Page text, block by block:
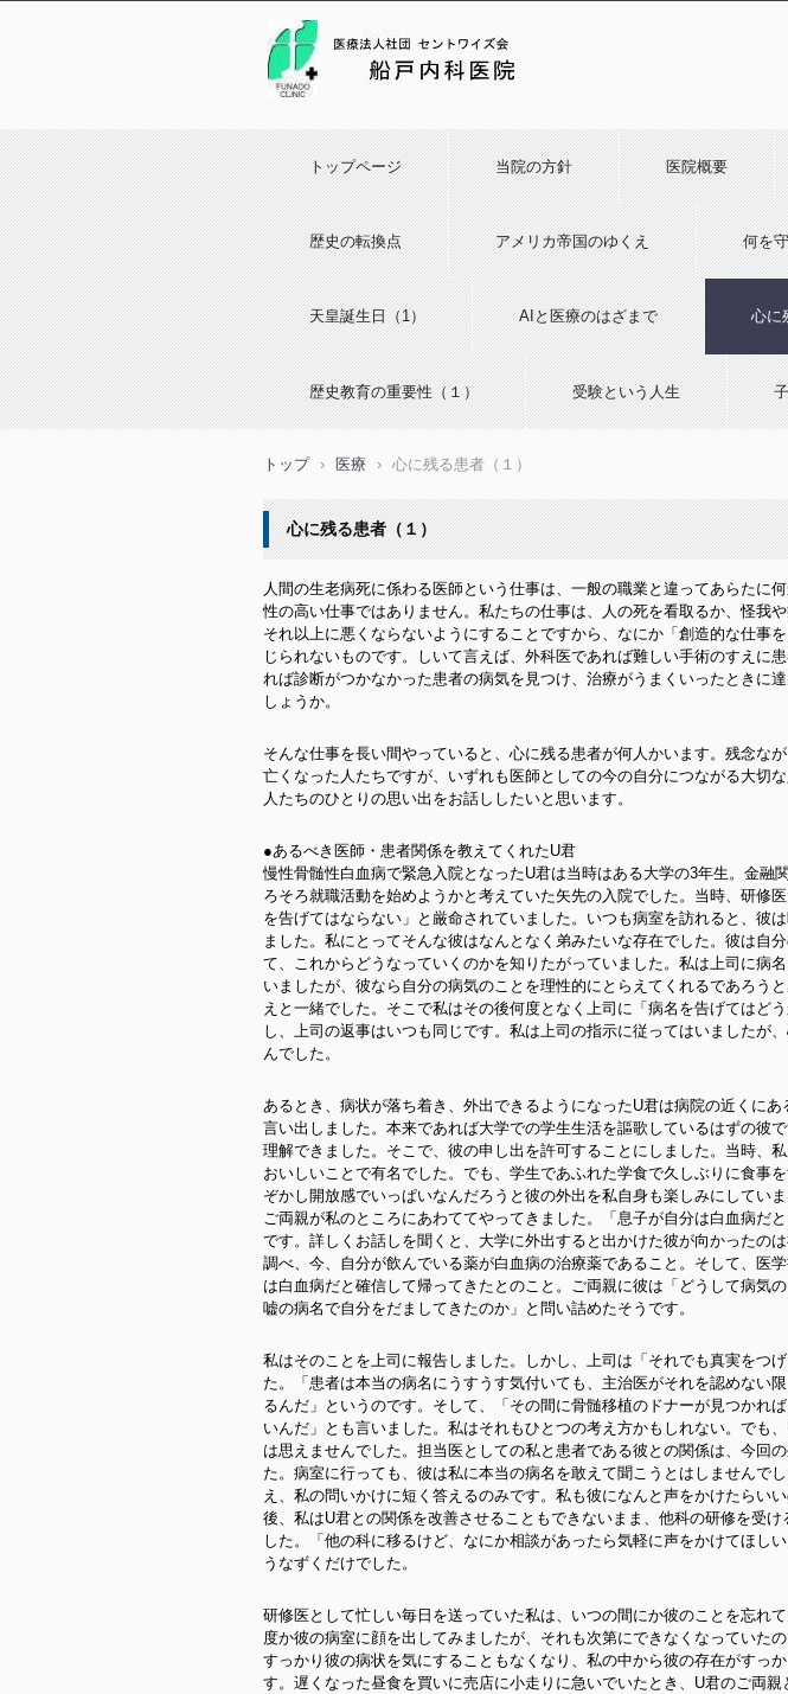
トップページ 当院の方針 医院概要
歴史の転換点 アメリカ帝国のゆくえ 何を
天皇誕生日（1） AIと医療のはざまで 心に
歴史教育の重要性（１） 受験という人生
トップ › 医療 › 心に残る患者（１）
心に残る患者（１）
人間の生老病死に係わる医師という仕事は、一般の職業と違ってあらたに
性の高い仕事ではありません。私たちの仕事は、人の死を看取るか、怪我
それ以上に悪くならないようにすることですから、なにか「創造的な仕事
じられないものです。しいて言えば、外科医であれば難しい手術のすえに
れば診断がつかなかった患者の病気を見つけ、治療がうまくいったときに
しょうか。
そんな仕事を長い間やっていると、心に残る患者が何人かいます。残念な
亡くなった人たちですが、いずれも医師としての今の自分につながる大切
人たちのひとりの思い出をお話ししたいと思います。
●あるべき医師・患者関係を教えてくれたU君
慢性骨髄性白血病で緊急入院となったU君は当時はある大学の3年生。金融
ろそろ就職活動を始めようかと考えていた矢先の入院でした。当時、研修
を告げてはならない」と厳命されていました。いつも病室を訪れると、彼
ました。私にとってそんな彼はなんとなく弟みたいな存在でした。彼は自
て、これからどうなっていくのかを知りたがっていました。私は上司に病
いましたが、彼なら自分の病気のことを理性的にとらえてくれるであろう
えと一緒でした。そこで私はその後何度となく上司に「病名を告げてはど
し、上司の返事はいつも同じです。私は上司の指示に従ってはいましたが
んでした。
あるとき、病状が落ち着き、外出できるようになったU君は病院の近くに
言い出しました。本来であれば大学での学生生活を謳歌しているはずの彼
理解できました。そこで、彼の申し出を許可することにしました。当時、
おいしいことで有名でした。でも、学生であふれた学食で久しぶりに食事
ぞかし開放感でいっぱいなんだろうと彼の外出を私自身も楽しみにしてい
ご両親が私のところにあわててやってきました。「息子が自分は白血病だ
です。詳しくお話しを聞くと、大学に外出すると出かけた彼が向かったの
調べ、今、自分が飲んでいる薬が白血病の治療薬であること。そして、医
は白血病だと確信して帰ってきたとのこと。ご両親に彼は「どうして病気
嘘の病名で自分をだましてきたのか」と問い詰めたそうです。
私はそのことを上司に報告しました。しかし、上司は「それでも真実をつ
た。「患者は本当の病名にうすうす気付いても、主治医がそれを認めない
るんだ」というのです。そして、「その間に骨髄移植のドナーが見つかれ
いんだ」とも言いました。私はそれもひとつの考え方かもしれない。でも
は思えませんでした。担当医としての私と患者である彼との関係は、今回
た。病室に行っても、彼は私に本当の病名を敢えて聞こうとはしませんで
え、私の問いかけに短く答えるのみです。私も彼になんと声をかけたらい
後、私はU君との関係を改善させることもできないまま、他科の研修を受
した。「他の科に移るけど、なにか相談があったら気軽に声をかけてほし
うなずくだけでした。
研修医として忙しい毎日を送っていた私は、いつの間にか彼のことを忘れ
度か彼の病室に顔を出してみましたが、それも次第にできなくなっていた
すっかり彼の病状を気にすることもなくなり、私の中から彼の存在がすっ
す。遅くなった昼食を買いに売店に小走りに急いでいたとき、U君のご両